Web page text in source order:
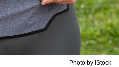
Photo by iStock